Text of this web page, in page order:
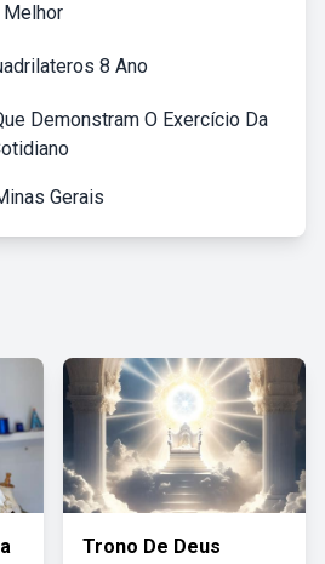
Melhor
8 Ano
Demonstram O Exercício Da
Gerais
Trono De Deus